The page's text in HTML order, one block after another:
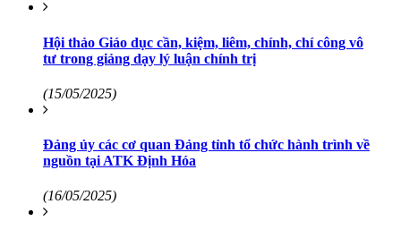
Hội thảo Giáo dục cần, kiệm, liêm, chính, chí công vô
tư trong giảng dạy lý luận chính trị
(15/05/2025)
Đảng ủy các cơ quan Đảng tỉnh tổ chức hành trình về
nguồn tại ATK Định Hóa
(16/05/2025)